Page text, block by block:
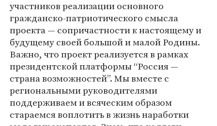
участников реализации основного
гражданско-патриотического смысла
проекта — сопричастности к настоящему и
будущему своей большой и малой Родины.
Важно, что проект реализуется в рамках
президентской платформы “Россия —
страна возможностей”. Мы вместе с
региональными руководителями
поддерживаем и всяческим образом
стараемся воплотить в жизнь наработки